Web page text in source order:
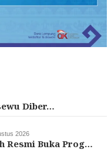
Diber…
2026
Resmi Buka Prog…